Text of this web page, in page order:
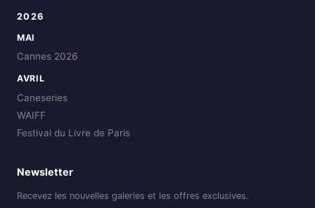
2026
MAI
Cannes 2026
AVRIL
Caneseries
WAIFF
Festival du Livre de Paris
Newsletter
Recevez les nouvelles galeries et les offres exclusives.